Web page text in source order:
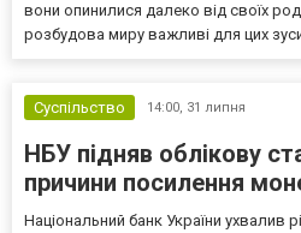
вони опинилися далеко від своїх
розбудова миру важливі для цих
Суспільство 14:00, 31 липня
НБУ підняв облікову
причини посилення
Національний банк України ухвалив